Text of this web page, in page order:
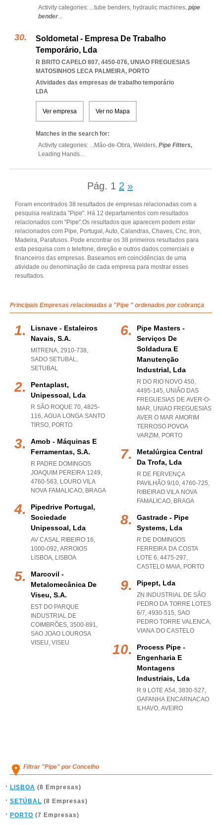
Activity categories: ...tube benders, hydraulic machines, pipe
bender...
Soldometal - Empresa De Trabalho
Temporário, Lda
R BRITO CAPELO 807, 4450-076, UNIAO FREGUESIAS
MATOSINHOS LECA PALMEIRA, PORTO
Atividades das empresas de trabalho temporário
LDA
Ver empresa Ver no Mapa
Matches in the search for:
Activity categories: ...Mão-de-Obra, Welders, Pipe Fitters,
Leading Hands...
Pág. 1 2 »
Foram encontrados 38 resultados de empresas relacionadas com a
pesquisa realizada "Pipe". Há 12 departamentos com resultados
relacionados com "Pipe".Os resultados que aparecem podem estar
relacionados com Pipe, Portugal, Auto, Calandras, Chaves, Cnc, Iron,
Madeira, Parafusos. Pode encontrar os 38 primeiros resultados para
esta pesquisa com o telefone, direção e outros dados comerciais e
financeiros das empresas. Baseamos em coincidências de uma
atividade ou denominação de cada empresa para mostrar esses
resultados.
Principais Empresas relacionadas a "Pipe " ordenados por cobrança
Lisnave - Estaleiros
Navais, S.a.
MITRENA, 2910-738,
SADO SETUBAL,
SETUBAL
Pentaplast,
Unipessoal, Lda
R SÃO ROQUE 70, 4825-
116, AGUA LONGA SANTO
TIRSO, PORTO
Amob - Máquinas E
Ferramentas, S.a.
R PADRE DOMINGOS
JOAQUIM PEREIRA 1249,
4760-563, LOURO VILA
NOVA FAMALICAO, BRAGA
Pipedrive Portugal,
Sociedade
Unipessoal, Lda
AV CASAL RIBEIRO 16,
1000-092, ARROIOS
LISBOA, LISBOA
Marcovil -
Metalomecânica De
Viseu, S.a.
EST DO PARQUE
INDUSTRIAL DE
COIMBRÕES, 3500-891,
SAO JOAO LOUROSA
VISEU, VISEU
Pipe Masters -
Serviços De
Soldadura E
Manutenção
Industrial, Lda
R DO RIO NOVO 450,
4495-145, UNIÃO DAS
FREGUESIAS DE AVER-O-
MAR, UNIAO FREGUESIAS
AVER O MAR AMORIM
TERROSO POVOA
VARZIM , PORTO
Metalúrgica Central
Da Trofa, Lda
R DE FERVENÇA
PAVILHÃO 9/10, 4760-725,
RIBEIRAO VILA NOVA
FAMALICAO, BRAGA
Gastrade - Pipe
Systems, Lda
R DE DOMINGOS
FERREIRA DA COSTA
LOTE 6, 4475-297,
CASTELO MAIA, PORTO
Pipept, Lda
ZN INDUSTRIAL DE SÃO
PEDRO DA TORRE LOTES
6/7, 4930-515, SAO
PEDRO TORRE VALENCA,
VIANA DO CASTELO
Process Pipe -
Engenharia E
Montagens
Industriais, Lda
R 9 LOTE A54, 3830-527,
GAFANHA ENCARNACAO
ILHAVO, AVEIRO
Filtrar "Pipe" por Concelho
LISBOA (8 Empresas)
SETÚBAL (8 Empresas)
PORTO (7 Empresas)